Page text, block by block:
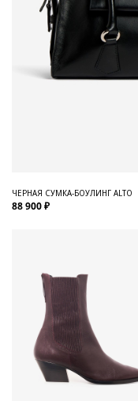
ЧЕРНАЯ СУМКА-БОУЛИНГ ALTO
88 900 ₽